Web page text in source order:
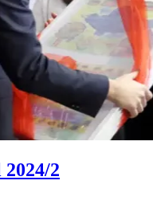
2